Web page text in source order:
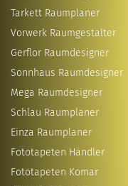
Tarkett Raumplaner
Vorwerk Raumgestalter
Gerflor Raumdesigner
Sonnhaus Raumdesigner
Mega Raumdesigner
Schlau Raumplaner
Einza Raumplaner
Fototapeten Händler
Fototapeten Komar